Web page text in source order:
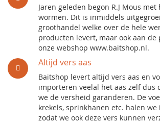
Jaren geleden begon R.J Mous met
wormen. Dit is inmiddels
groothandel welke over de hele
producten levert, maar ook aan
onze webshop www.baitshop.nl.
Altijd vers aas
Baitshop levert altijd vers aas en
importeren veelal het aas zelf dus
we de versheid garanderen. De
krekels, sprinkhanen etc. halen
zodat we ook deze vers kunnen